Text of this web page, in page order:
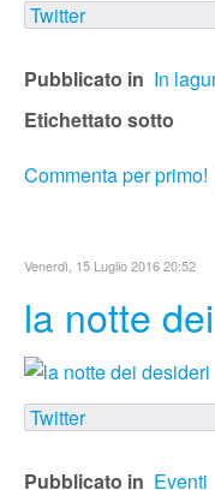
Twitter
Pubblicato in In
Etichettato sotto
Commenta per primo!
Venerdì, 15 Luglio 2016 20:52
la notte
Twitter
Pubblicato in Eventi